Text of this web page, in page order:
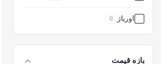
اوریاژ 0
بازه قیمت